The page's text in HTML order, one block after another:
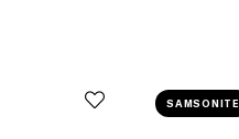
SAMSONITE